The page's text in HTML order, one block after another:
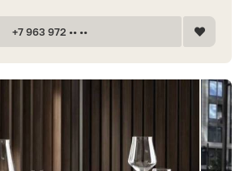
+7 963 972 •• ••